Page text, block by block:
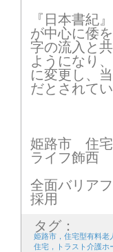
『日本書紀
が中心に倭
字の流入と
ようになり
に変更し、
だとされてい
姫路市 住宅
ライフ飾西
全面バリア
採用
タグ：
姫路市，住宅型有料老
住宅，トラスト介護